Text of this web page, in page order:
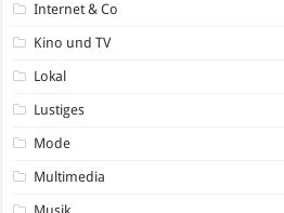
Internet & Co
Kino und TV
Lokal
Lustiges
Mode
Multimedia